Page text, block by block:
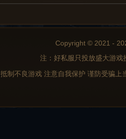
Copyright © 2021 -
注：好私服只投放盛大游
抵制不良游戏 注意自我保护 谨防受骗